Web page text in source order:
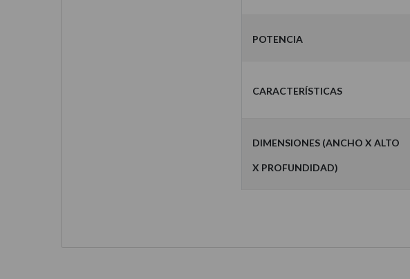
Potencia
Características
Dimensiones (Ancho x Alto
x Profundidad)